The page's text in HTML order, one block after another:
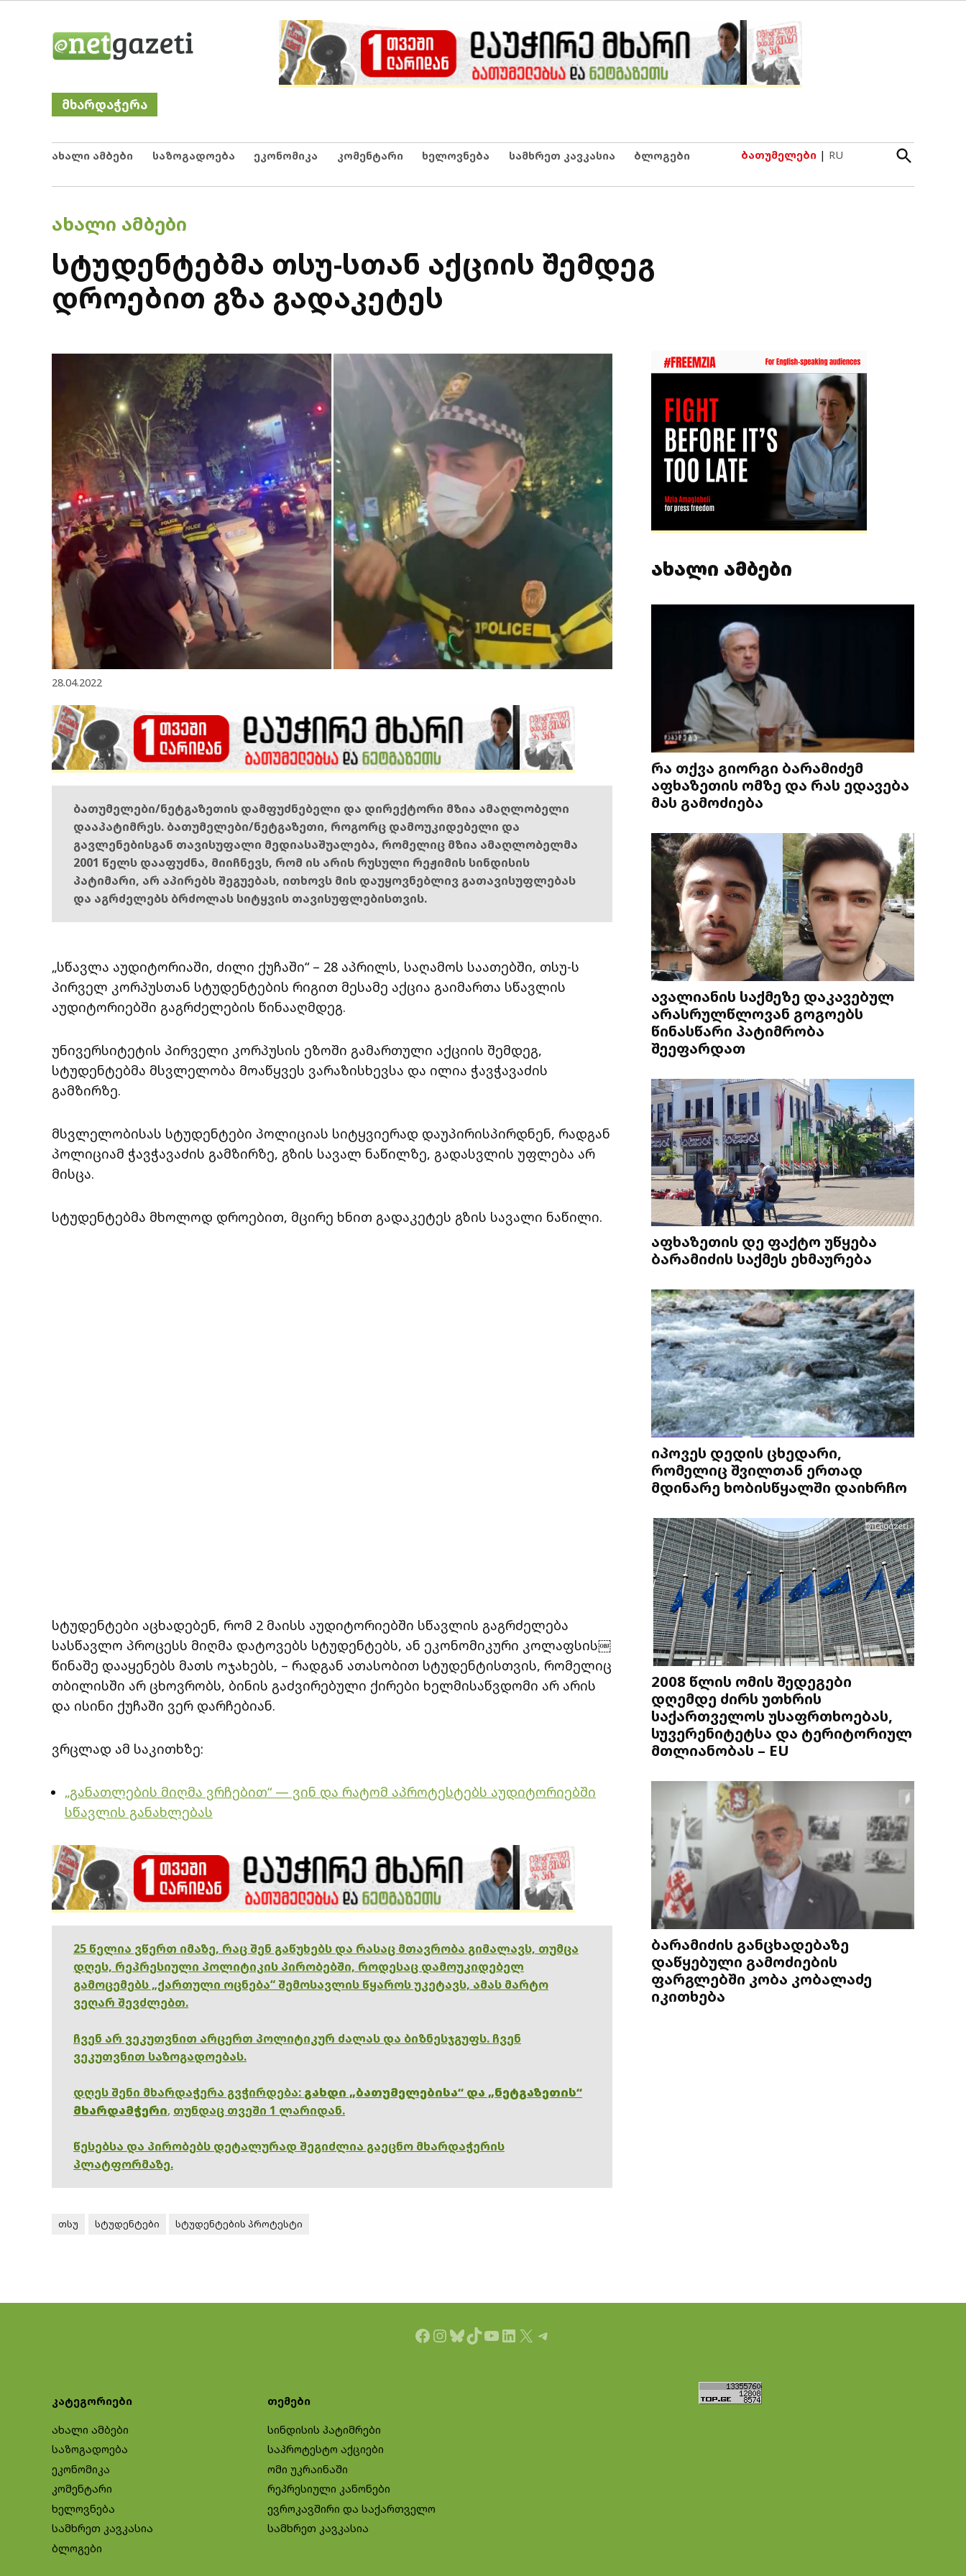
Netgazeti
მხარდაჭერა
ახალი ამბები საზოგადოება ეკონომიკა კომენტარი ხელოვნება სამხრეთ კავკასია ბლოგები ბათუმელები | RU
Open
Search
POSTED
ᲐᲮᲐᲚᲘ ᲐᲛᲑᲔᲑᲘ
სტუდენტებმა თსუ-სთან აქციის შემდეგ
დროებით გზა გადაკეტეს
28.04.2022
ბათუმელები/ნეტგაზეთის დამფუძნებელი და დირექტორი მზია ამაღლობელი
დააპატიმრეს. ბათუმელები/ნეტგაზეთი, როგორც დამოუკიდებელი და
გავლენებისგან თავისუფალი მედიასაშუალება, რომელიც მზია ამაღლობელმა
2001 წელს დააფუძნა, მიიჩნევს, რომ ის არის რუსული რეჟიმის სინდისის
პატიმარი, არ აპირებს შეგუებას, ითხოვს მის დაუყოვნებლივ გათავისუფლებას
და აგრძელებს ბრძოლას სიტყვის თავისუფლებისთვის.
„სწავლა აუდიტორიაში, ძილი ქუჩაში“ – 28 აპრილს, საღამოს საათებში, თსუ-ს
პირველ კორპუსთან სტუდენტების რიგით მესამე აქცია გაიმართა სწავლის
აუდიტორიებში გაგრძელების წინააღმდეგ.
უნივერსიტეტის პირველი კორპუსის ეზოში გამართული აქციის შემდეგ,
სტუდენტებმა მსვლელობა მოაწყვეს ვარაზისხევსა და ილია ჭავჭავაძის
გამზირზე.
მსვლელობისას სტუდენტები პოლიციას სიტყვიერად დაუპირისპირდნენ, რადგან
პოლიციამ ჭავჭავაძის გამზირზე, გზის სავალ ნაწილზე, გადასვლის უფლება არ
მისცა.
სტუდენტებმა მხოლოდ დროებით, მცირე ხნით გადაკეტეს გზის სავალი ნაწილი.
სტუდენტები აცხადებენ, რომ 2 მაისს აუდიტორიებში სწავლის გაგრძელება
სასწავლო პროცესს მიღმა დატოვებს სტუდენტებს, ან ეკონომიკური კოლაფსის￼
წინაშე დააყენებს მათს ოჯახებს, – რადგან ათასობით სტუდენტისთვის, რომელიც
თბილისში არ ცხოვრობს, ბინის გაძვირებული ქირები ხელმისაწვდომი არ არის
და ისინი ქუჩაში ვერ დარჩებიან.
ვრცლად ამ საკითხზე:
„განათლების მიღმა ვრჩებით“ — ვინ და რატომ აპროტესტებს აუდიტორიებში
სწავლის განახლებას
25 წელია ვწერთ იმაზე, რაც შენ გაწუხებს და რასაც მთავრობა გიმალავს, თუმცა
დღეს, რეპრესიული პოლიტიკის პირობებში, როდესაც დამოუკიდებელ
გამოცემებს „ქართული ოცნება“ შემოსავლის წყაროს უკეტავს, ამას მარტო
ვეღარ შევძლებთ.
ჩვენ არ ვეკუთვნით არცერთ პოლიტიკურ ძალას და ბიზნესჯგუფს. ჩვენ
ვეკუთვნით საზოგადოებას.
დღეს შენი მხარდაჭერა გვჭირდება: გახდი „ბათუმელებისა“ და „ნეტგაზეთის“
მხარდამჭერი, თუნდაც თვეში 1 ლარიდან.
წესებსა და პირობებს დეტალურად შეგიძლია გაეცნო მხარდაჭერის
პლატფორმაზე.
თსუ სტუდენტები სტუდენტების პროტესტი
ახალი ამბები
რა თქვა გიორგი ბარამიძემ
აფხაზეთის ომზე და რას ედავება
მას გამოძიება
ავალიანის საქმეზე დაკავებულ
არასრულწლოვან გოგოებს
წინასწარი პატიმრობა
შეეფარდათ
აფხაზეთის დე ფაქტო უწყება
ბარამიძის საქმეს ეხმაურება
იპოვეს დედის ცხედარი,
რომელიც შვილთან ერთად
მდინარე ხობისწყალში დაიხრჩო
2008 წლის ომის შედეგები
დღემდე ძირს უთხრის
საქართველოს უსაფრთხოებას,
სუვერენიტეტსა და ტერიტორიულ
მთლიანობას – EU
ბარამიძის განცხადებაზე
დაწყებული გამოძიების
ფარგლებში კობა კობალაძე
იკითხება
Facebook
Instagram
Bluesky
TikTok
YouTube
LinkedIn
X Telegram
კატეგორიები
ახალი ამბები
საზოგადოება
ეკონომიკა
კომენტარი
ხელოვნება
სამხრეთ კავკასია
ბლოგები
თემები
სინდისის პატიმრები
საპროტესტო აქციები
ომი უკრაინაში
რეპრესიული კანონები
ევროკავშირი და საქართველო
სამხრეთ კავკასია